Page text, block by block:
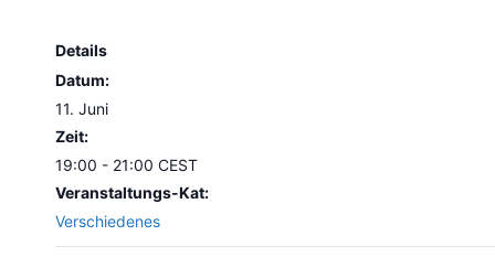
Details
Datum:
11. Juni
Zeit:
19:00 - 21:00 CEST
Veranstaltungs-Kat:
Verschiedenes